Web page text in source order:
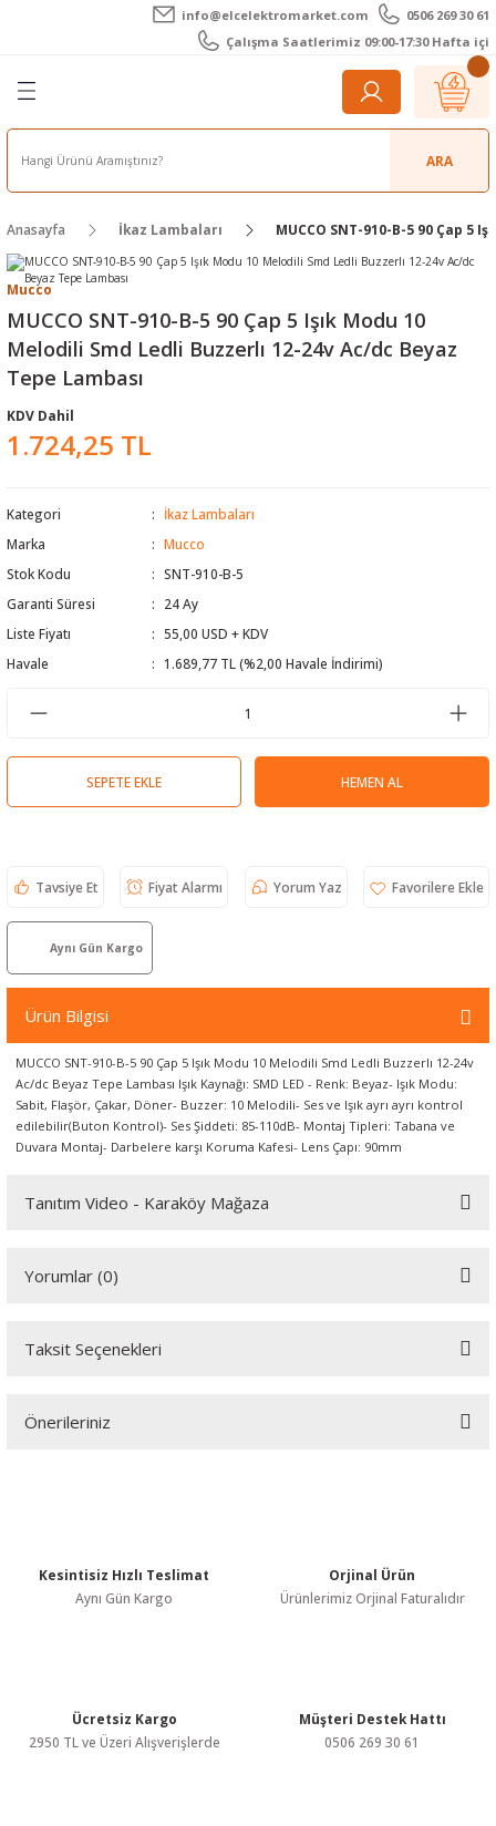
info@elcelektromarket.com
0506 269 30 61
Çalışma Saatlerimiz 09:00-17:30 Hafta içi
Geri Dön
Geri Dön
Cihazı
ve Kablo Bulucular
Cihazları
Geri Dön
Kameralar
Geri Dön
Cihazları
Cihazları
Geri Dön
Teli - Pasta
Geri Dön
ARA
Anasayfa İkaz Lambaları MUCCO SNT-910-B-5 90 Çap 5
Mucco
MUCCO SNT-910-B-5 90 Çap 5 Işık Modu 10
Melodili Smd Ledli Buzzerlı 12-24v Ac/dc Beyaz
Tepe Lambası
KDV Dahil
1.724,25 TL
Kategori
İkaz Lambaları
Marka
Mucco
Stok Kodu
SNT-910-B-5
Garanti Süresi
24 Ay
Liste Fiyatı
55,00 USD + KDV
Havale
1.689,77 TL (%2,00 Havale İndirimi)
SEPETE EKLE HEMEN AL
Tavsiye Et Fiyat Alarmı Yorum Yaz
Aynı Gün Kargo
Ürün Bilgisi
MUCCO SNT-910-B-5 90 Çap 5 Işık Modu 10 Melodili Smd Ledli Buzzerlı 12-24v
Ac/dc Beyaz Tepe Lambası Işık Kaynağı: SMD LED - Renk: Beyaz- Işık Modu:
Sabit, Flaşör, Çakar, Döner- Buzzer: 10 Melodili- Ses ve Işık ayrı ayrı kontrol
edilebilir(Buton Kontrol)- Ses Şiddeti: 85-110dB- Montaj Tipleri: Tabana ve
Duvara Montaj- Darbelere karşı Koruma Kafesi- Lens Çapı: 90mm
Tanıtım Video - Karaköy Mağaza
Yorumlar (0)
Bu ürüne ilk yorumu siz yapın!
Taksit Seçenekleri
Önerileriniz
Ürün resmi kalitesiz, bozuk veya görüntülenemiyor.
Bu ürüne benzer farklı alternatifler olmalı.
Kesintisiz Hızlı Teslimat
Aynı Gün Kargo
Orjinal Ürün
Ürünlerimiz Orjinal Faturalıdır
Ücretsiz Kargo
2950 TL ve Üzeri Alışverişlerde
Müşteri Destek Hattı
0506 269 30 61